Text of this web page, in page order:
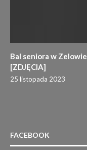
Bal seniora w Zelowie
[ZDJĘCIA]
25 listopada 2023
FACEBOOK